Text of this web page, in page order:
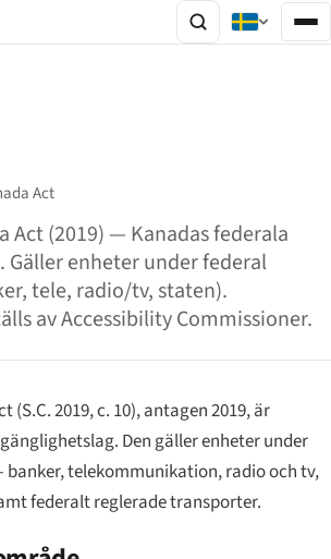
Act
Act (2019) — Kanadas federala
enheter under federal
tele, radio/tv, staten).
av Accessibility Commissioner.
(S.C. 2019, c. 10), antagen 2019, är
Den gäller enheter under
telekommunikation, radio och tv,
federalt reglerade transporter.